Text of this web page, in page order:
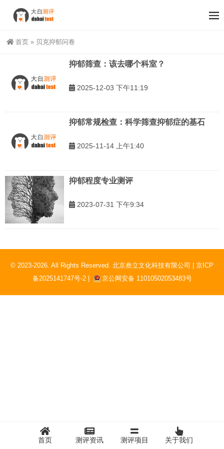
首页 » 贝克抑郁问卷
抑郁筛查：该去哪个科室？
2025-12-03 下午11:19
抑郁常规检查：科学筛查抑郁症的基石
2025-11-14 上午1:40
抑郁程度专业测评
2023-07-31 下午9:34
© 2023-2026. All Rights Reserved. 北京叁立文化科技有限公司 | 京ICP
备2025141747号-2 |
京公网安备 11010502053483号
首页 测评资讯 测评项目 关于我们